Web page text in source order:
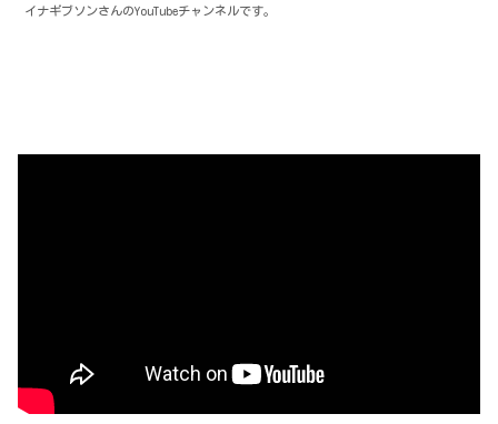
イナギブソンさんのYouTubeチャンネルです。